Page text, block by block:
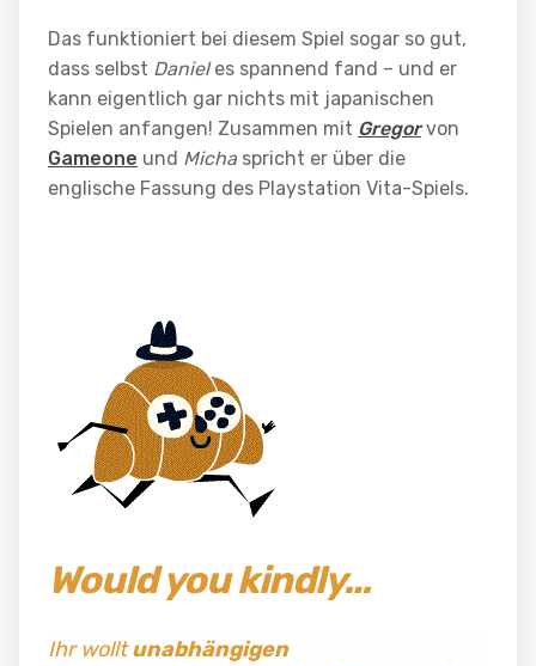
Das funktioniert bei diesem Spiel sogar so gut,
dass selbst Danieles spannend fand – und er
kann eigentlich gar nichts mit japanischen
Spielen anfangen! Zusammen mit Gregorvon
Gameone und Michaspricht er über die
englische Fassung des Playstation Vita-Spiels.
Would you kindly…
Ihr wolltunabhängigen